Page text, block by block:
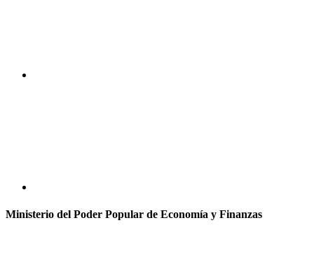
Ministerio del Poder Popular de Economía y Finanzas